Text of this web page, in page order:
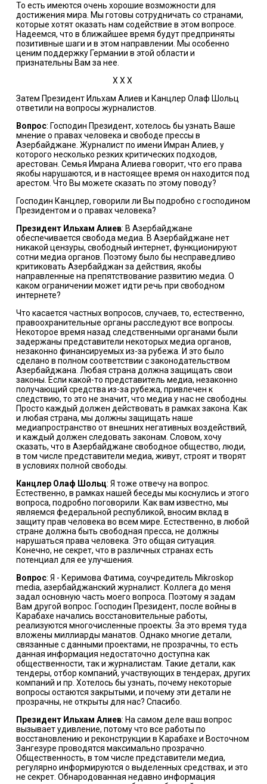
То есть имеются очень хорошие возможности для
достижения мира. Мы готовы сотрудничать со странами,
которые хотят оказать нам содействие в этом вопросе.
Надеемся, что в ближайшее время будут предприняты
позитивные шаги и в этом направлении. Мы особенно
ценим поддержку Германии в этой области и
признательны Вам за нее.
Х Х Х
Затем Президент Ильхам Алиев и Канцлер Олаф Шольц
ответили на вопросы журналистов.
Вопрос: Господин Президент, хотелось бы узнать Ваше
мнение о правах человека и свободе прессы в
Азербайджане. Журналист по имени Имран Алиев, у
которого несколько резких критических подходов,
арестован. Семья Имрана Алиева говорит, что его права
якобы нарушаются, и в настоящее время он находится под
арестом. Что Вы можете сказать по этому поводу?
Господин Канцлер, говорили ли Вы подробно с господином
Президентом и о правах человека?
Президент Ильхам Алиев: В Азербайджане
обеспечивается свобода медиа. В Азербайджане нет
никакой цензуры, свободный интернет, функционируют
сотни медиа органов. Поэтому было бы несправедливо
критиковать Азербайджан за действия, якобы
направленные на препятствование развитию медиа. О
каком ограничении может идти речь при свободном
интернете?
Что касается частных вопросов, случаев, то, естественно,
правоохранительные органы расследуют все вопросы.
Некоторое время назад следственными органами были
задержаны представители некоторых медиа органов,
незаконно финансируемых из-за рубежа. И это было
сделано в полном соответствии с законодательством
Азербайджана. Любая страна должна защищать свои
законы. Если какой-то представитель медиа, незаконно
получающий средства из-за рубежа, привлечен к
следствию, то это не значит, что медиа у нас не свободны.
Просто каждый должен действовать в рамках закона. Как
и любая страна, мы должны защищать наше
медиапространство от внешних негативных воздействий,
и каждый должен следовать законам. Словом, хочу
сказать, что в Азербайджане свободное общество, люди,
в том числе представители медиа, живут, строят и творят
в условиях полной свободы.
Канцлер Олаф Шольц: Я тоже отвечу на вопрос.
Естественно, в рамках нашей беседы мы коснулись и этого
вопроса, подробно поговорили. Как вам известно, мы
являемся федеральной республикой, вносим вклад в
защиту прав человека во всем мире. Естественно, в любой
стране должна быть свободная пресса, не должны
нарушаться права человека. Это общая ситуация.
Конечно, не секрет, что в различных странах есть
потенциал для ее улучшения.
Вопрос: Я - Керимова Фатима, соучредитель Mikroskop
media, азербайджанский журналист. Коллега до меня
задал основную часть моего вопроса. Поэтому я задам
Вам другой вопрос. Господин Президент, после войны в
Карабахе начались восстановительные работы,
реализуются многочисленные проекты. За это время туда
вложены миллиарды манатов. Однако многие детали,
связанные с данными проектами, не прозрачны, то есть
данная информация недостаточно доступна как
общественности, так и журналистам. Такие детали, как
тендеры, отбор компаний, участвующих в тендерах, других
компаний и пр. Хотелось бы узнать, почему некоторые
вопросы остаются закрытыми, и почему эти детали не
прозрачны, не открыты для нас? Спасибо.
Президент Ильхам Алиев: На самом деле ваш вопрос
вызывает удивление, потому что все работы по
восстановлению и реконструкции в Карабахе и Восточном
Зангезуре проводятся максимально прозрачно.
Общественность, в том числе представители медиа,
регулярно информируются о выделенных средствах, и это
не секрет. Обнародованная недавно информация